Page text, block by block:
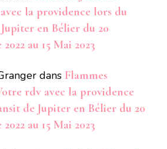
la providence lors du
en Bélier du 20
au 15 Mai 2023
dans Flammes
rdv avec la providence
de Jupiter en Bélier du 20
au 15 Mai 2023